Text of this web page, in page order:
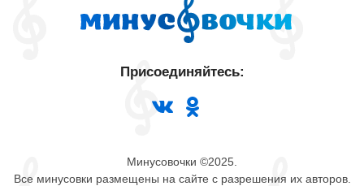
Минусовочки ©2025.
Все минусовки размещены на сайте с разрешения их авторов.
Присоединяйтесь: